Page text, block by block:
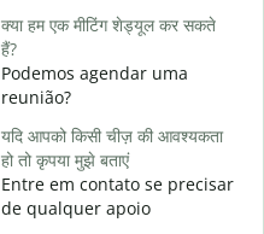
क्या हम एक मीटिंग शेड्यूल कर सकते
हैं?
Podemos agendar uma
reunião?
यदि आपको किसी चीज़ की आवश्यकता
हो तो कृपया मुझे बताएं
Entre em contato se precisar
de qualquer apoio